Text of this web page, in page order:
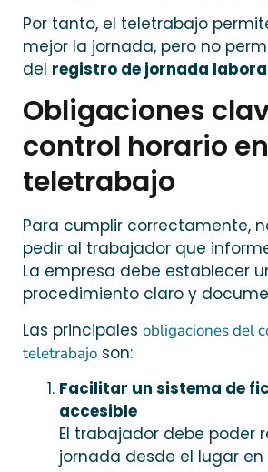
Por tanto, el teletrabajo
mejor la jornada, pero no
del registro de jornada
Obligaciones
control horario en
teletrabajo
Para cumplir correctamente,
pedir al trabajador que
La empresa debe establecer
procedimiento claro y
Las principales obligaciones del
teletrabajo son:
Facilitar un sistema de
accesible
El trabajador debe poder
jornada desde el lugar en